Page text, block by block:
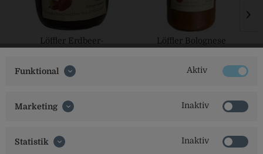
Löffler Erdbeer-
Löffler Bolognese
Funktional Aktiv
Marketing Inaktiv
Statistik Inaktiv